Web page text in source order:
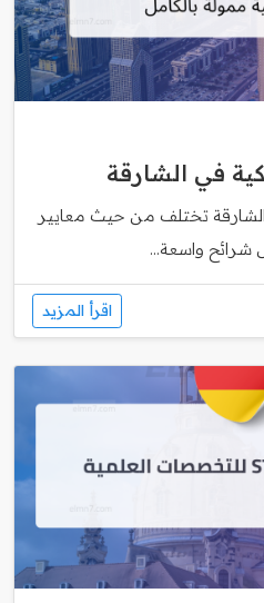
في الشارقة
تختلف من حيث معايير
شرائح واسعة...
اقرأ المزيد